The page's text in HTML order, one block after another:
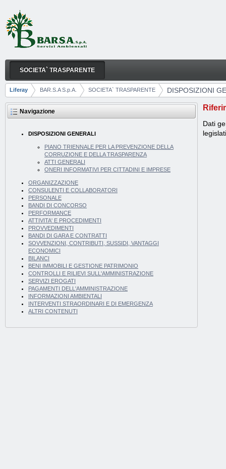
Salta al contenuto
DISPOSIZIONI GENERALI
Navigazione
SOCIETA` TRASPARENTE
Breadcrumb
Liferay BAR.S.A S.p.A. SOCIETA` TRASPARENTE DISPOSIZIONI
Navigazione
DISPOSIZIONI GENERALI
PIANO TRIENNALE PER LA PREVENZIONE DELLA
CORRUZIONE E DELLA TRASPARENZA
ATTI GENERALI
ONERI INFORMATIVI PER CITTADINI E IMPRESE
ORGANIZZAZIONE
CONSULENTI E COLLABORATORI
PERSONALE
BANDI DI CONCORSO
PERFORMANCE
ATTIVITA' E PROCEDIMENTI
PROVVEDIMENTI
BANDI DI GARA E CONTRATTI
SOVVENZIONI, CONTRIBUTI, SUSSIDI, VANTAGGI
ECONOMICI
BILANCI
BENI IMMOBILI E GESTIONE PATRIMONIO
CONTROLLI E RILIEVI SULL'AMMINISTRAZIONE
SERVIZI EROGATI
PAGAMENTI DELL'AMMINISTRAZIONE
INFORMAZIONI AMBIENTALI
INTERVENTI STRAORDINARI E DI EMERGENZA
ALTRI CONTENUTI
Dati